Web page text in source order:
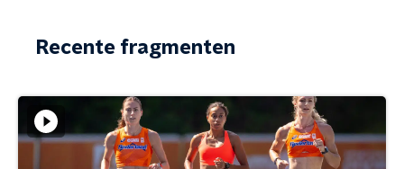
Recente fragmenten